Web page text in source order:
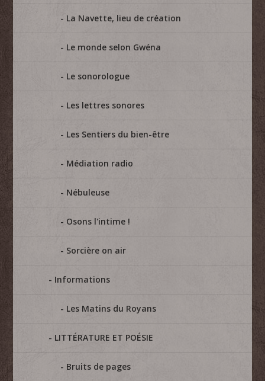
La Navette, lieu de création
Le monde selon Gwéna
Le sonorologue
Les lettres sonores
Les Sentiers du bien-être
Médiation radio
Nébuleuse
Osons l'intime !
Sorcière on air
Informations
Les Matins du Royans
LITTÉRATURE ET POÉSIE
Bruits de pages